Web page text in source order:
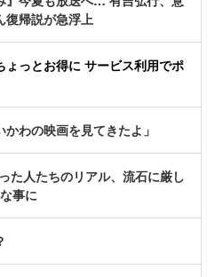
復帰説が急浮上
ょっとお得に サービス利用でポ
わの映画を見てきたよ」
た人たちのリアル、流石に厳し
事に